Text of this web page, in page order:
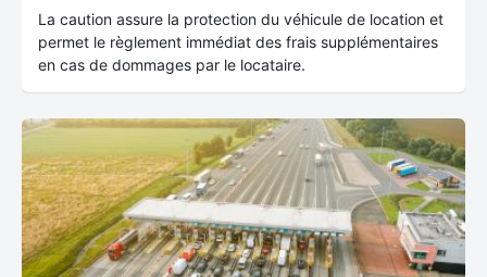
La caution assure la protection du véhicule de location et
permet le règlement immédiat des frais supplémentaires
en cas de dommages par le locataire.